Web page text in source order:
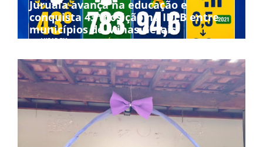
Juruaia avança na educação e
conquista 43ª posição no IDEB entre
municípios de Minas Gerais